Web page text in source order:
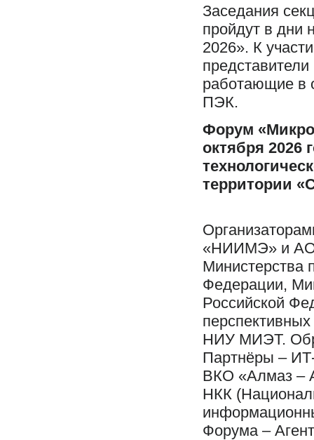
Заседания
пройдут в дни
2026». К
работающие в
ПЭК.
Форум
октября 2026
территории
«НИИМЭ» и АО
Министерства
Федерации,
Российской
НИУ МИЭТ.
Партнёры –
ВКО «Алмаз –
НКК
Форума –